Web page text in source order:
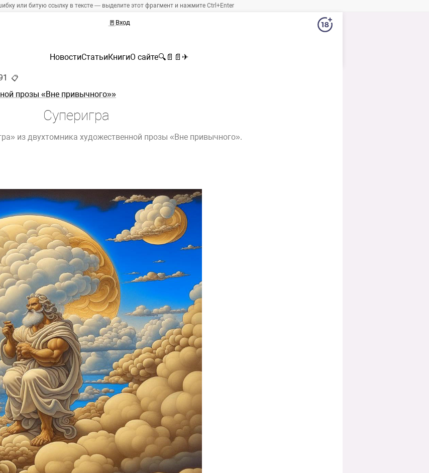
или битую ссылку в тексте — выделите этот фрагмент и нажмите Ctrl+Enter
🚪 Вход
НовостиСтатьиКнигиО сайте🔍 📄 📄 ✈
📋
прозы «Вне привычного»»
Суперигра
из двухтомника художественной прозы «Вне привычного».